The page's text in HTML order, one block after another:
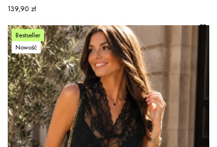
Cena
139,90 zł
Bestseller
Nowość